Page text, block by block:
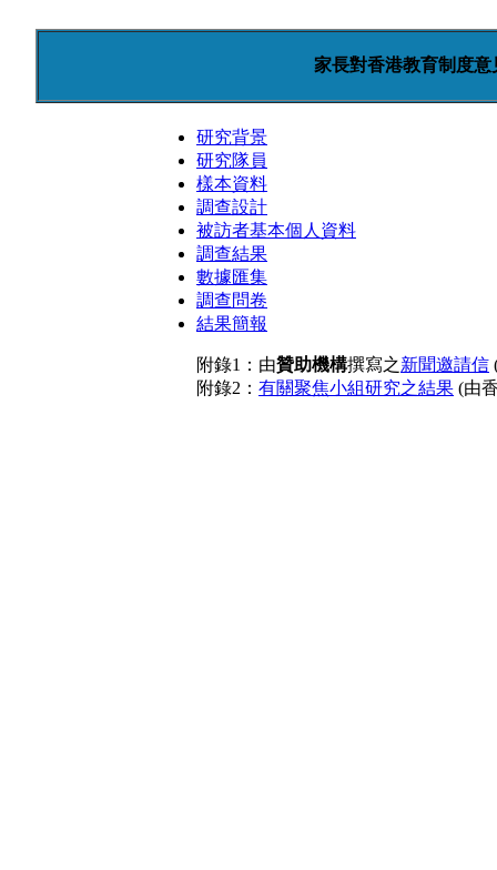
家長對香港教育制度
研究背景
研究隊員
樣本資料
調查設計
被訪者基本個人資料
調查結果
數據匯集
調查問卷
結果簡報
附錄1：由贊助機構撰寫之新聞邀請信
附錄2： 有關聚焦小組研究之結果 (由